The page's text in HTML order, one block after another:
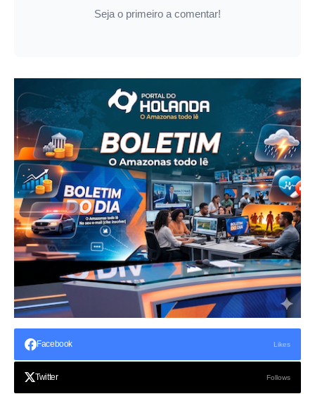
Seja o primeiro a comentar!
Facebook Likes
Twitter Follows